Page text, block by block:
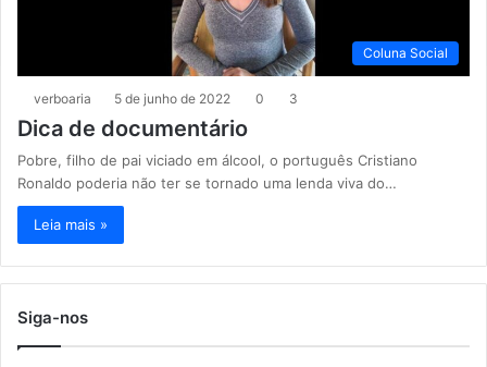
Coluna Social
verboaria 5 de junho de 2022 0 3
Dica de documentário
Pobre, filho de pai viciado em álcool, o português Cristiano
Ronaldo poderia não ter se tornado uma lenda viva do…
Leia mais »
Siga-nos